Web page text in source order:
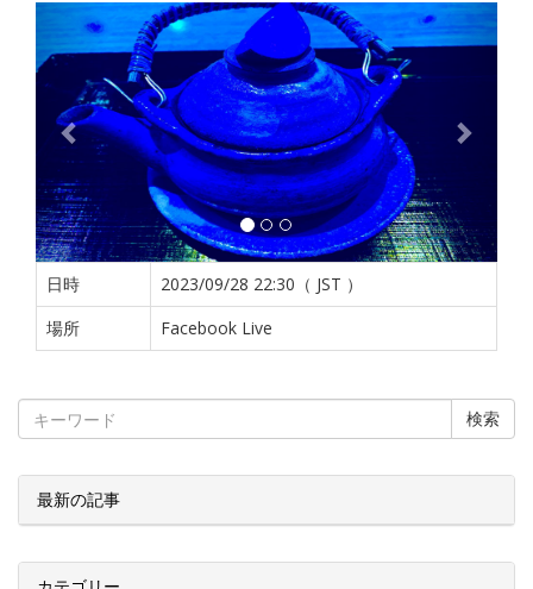
前
へ
次
へ
日時
2023/09/28 22:30（ JST ）
場所
Facebook Live
検索
最新の記事